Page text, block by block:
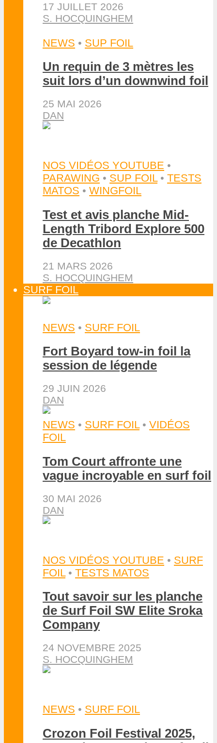
17 JUILLET 2026
S. HOCQUINGHEM
NEWS • SUP FOIL
Un requin de 3 mètres les
suit lors d’un downwind foil
25 MAI 2026
DAN
NOS VIDÉOS YOUTUBE •
PARAWING • SUP FOIL • TESTS
MATOS • WINGFOIL
Test et avis planche Mid-
Length Tribord Explore 500
de Decathlon
21 MARS 2026
S. HOCQUINGHEM
SURF FOIL
NEWS • SURF FOIL
Fort Boyard tow-in foil la
session de légende
29 JUIN 2026
DAN
NEWS • SURF FOIL • VIDÉOS
FOIL
Tom Court affronte une
vague incroyable en surf foil
30 MAI 2026
DAN
NOS VIDÉOS YOUTUBE • SURF
FOIL • TESTS MATOS
Tout savoir sur les planche
de Surf Foil SW Elite Sroka
Company
24 NOVEMBRE 2025
S. HOCQUINGHEM
NEWS • SURF FOIL
Crozon Foil Festival 2025,